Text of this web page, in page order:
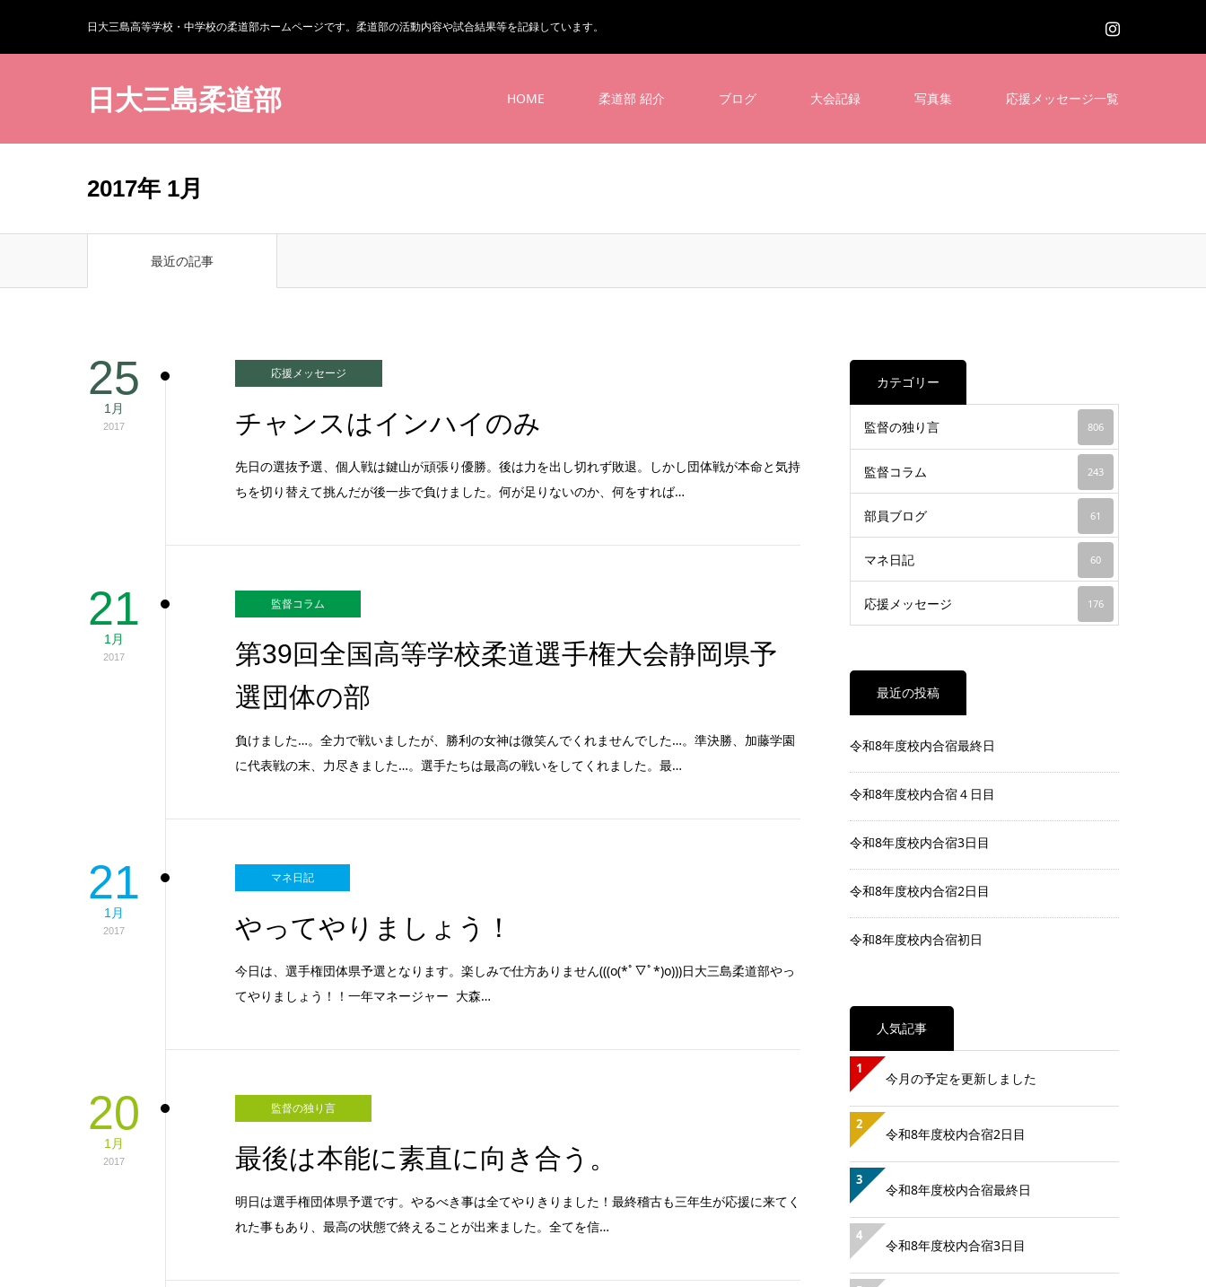
日大三島高等学校・中学校の柔道部ホームページです。柔道部の活動内容や試合結果等を記録しています。
日大三島柔道部 HOME 柔道部 紹介 ブログ 大会記録 写真集 応援メッセージ一覧
2017年 1月
最近の記事
25
1月
2017
応援メッセージ
チャンスはインハイのみ
先日の選抜予選、個人戦は鍵山が頑張り優勝。後は力を出し切れず敗退。しかし団体戦が本命と気持
ちを切り替えて挑んだが後一歩で負けました。何が足りないのか、何をすれば…
21
1月
2017
監督コラム
第39回全国高等学校柔道選手権大会静岡県予
選団体の部
負けました…。全力で戦いましたが、勝利の女神は微笑んでくれませんでした…。準決勝、加藤学園
に代表戦の末、力尽きました…。選手たちは最高の戦いをしてくれました。最…
21
1月
2017
マネ日記
やってやりましょう！
今日は、選手権団体県予選となります。楽しみで仕方ありません(((o(*ﾟ▽ﾟ*)o)))日大三島柔道部やっ
てやりましょう！！一年マネージャー 大森…
20
1月
2017
監督の独り言
最後は本能に素直に向き合う。
明日は選手権団体県予選です。やるべき事は全てやりきりました！最終稽古も三年生が応援に来てく
れた事もあり、最高の状態で終えることが出来ました。全てを信…
カテゴリー
監督の独り言 806
監督コラム 243
部員ブログ 61
マネ日記 60
応援メッセージ 176
最近の投稿
令和8年度校内合宿最終日
令和8年度校内合宿４日目
令和8年度校内合宿3日目
令和8年度校内合宿2日目
令和8年度校内合宿初日
人気記事
1
今月の予定を更新しました
2
令和8年度校内合宿2日目
3
令和8年度校内合宿最終日
4
令和8年度校内合宿3日目